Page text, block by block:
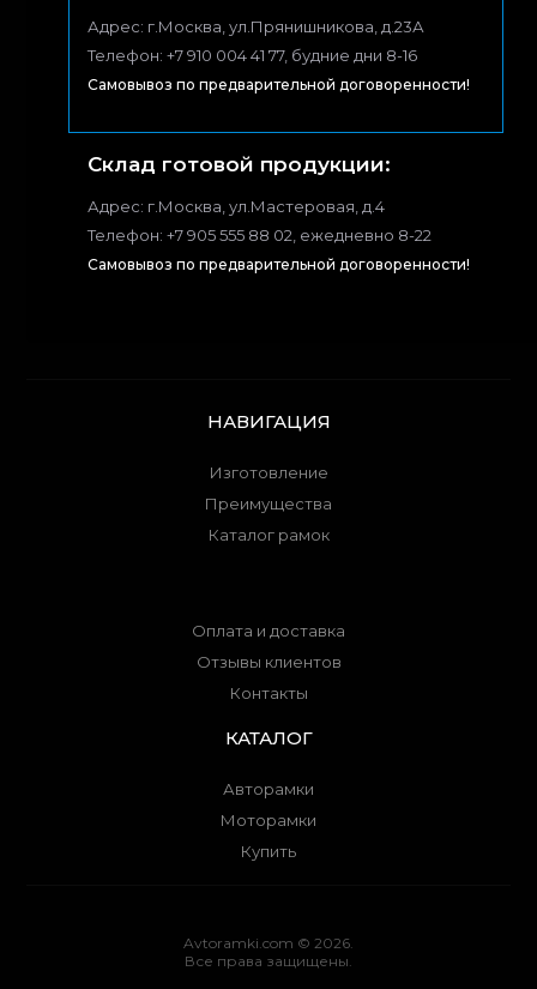
Адрес: г.Москва, ул.Прянишникова, д.23А
Телефон: +7 910 004 41 77, будние дни 8-16
Самовывоз по предварительной договоренности!
Склад готовой продукции:
Адрес: г.Москва, ул.Мастеровая, д.4
Телефон: +7 905 555 88 02, ежедневно 8-22
Самовывоз по предварительной договоренности!
НАВИГАЦИЯ
Изготовление
Преимущества
Каталог рамок
Оплата и доставка
Отзывы клиентов
Контакты
КАТАЛОГ
Авторамки
Моторамки
Купить
Avtoramki.com © 2026.
Все права защищены.